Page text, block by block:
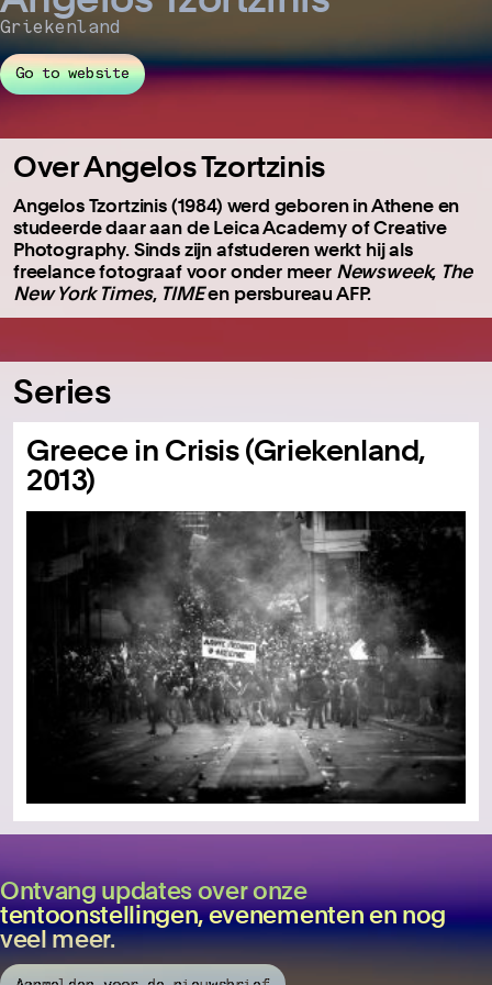
Griekenland
Go to website
Over Angelos Tzortzinis
Angelos Tzortzinis (1984) werd geboren in Athene en
studeerde daar aan de Leica Academy of Creative
Photography. Sinds zijn afstuderen werkt hij als
freelance fotograaf voor onder meer Newsweek, The
New York Times, TIMEen persbureau AFP.
Series
Greece in Crisis (Griekenland,
2013)
Ontvang updates over onze
tentoonstellingen, evenementen en nog
veel meer.